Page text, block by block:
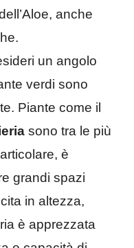
anche
un angolo
verdi sono
Piante come il
sono tra le più
è
grandi spazi
in altezza,
è apprezzata